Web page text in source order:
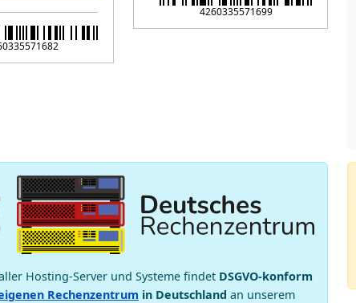
4260335571699
Hosting-Server und Systeme findet DSGVO-konform
Rechenzentrum in Deutschland an unserem